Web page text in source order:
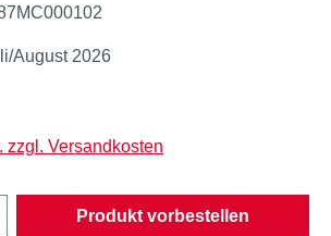
August 2026
zzgl. Versandkosten
Gib den gewünschten
Produkt vorbestellen